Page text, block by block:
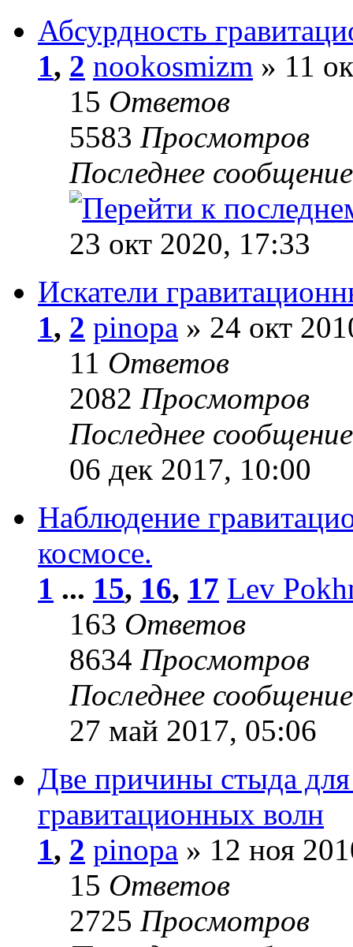
Абсурдность
1, 2 nookosmizm » 11
15 Ответов
5583 Просмотров
Последнее
23 окт 2020, 17:33
Искатели
1, 2 pinopa » 24 окт
11 Ответов
2082 Просмотров
Последнее
06 дек 2017, 10:00
Наблюдение
космосе.
1 ... 15, 16, 17 Lev
163 Ответов
8634 Просмотров
Последнее
27 май 2017, 05:06
Две причины стыда для
гравитационных волн
1, 2 pinopa » 12 ноя
15 Ответов
2725 Просмотров